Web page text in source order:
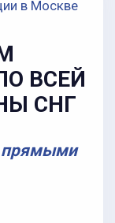
в Москве
ВСЕЙ
СНГ
прямыми